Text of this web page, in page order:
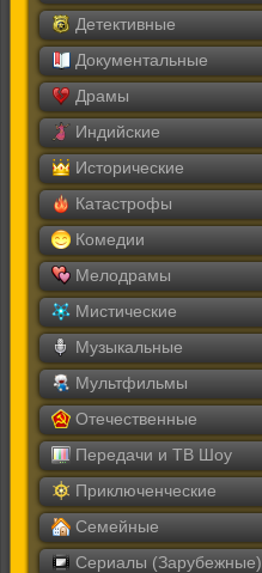
Детективные
Документальные
Драмы
Индийские
Исторические
Катастрофы
Комедии
Мелодрамы
Мистические
Музыкальные
Мультфильмы
Отечественные
Передачи и ТВ Шоу
Приключенческие
Семейные
Сериалы (Зарубежные)